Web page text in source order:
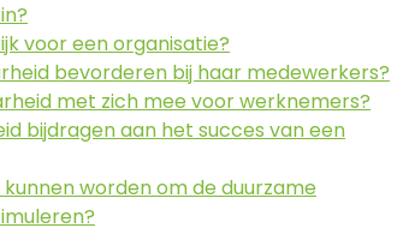
voor een organisatie?
bevorderen bij haar medewerkers?
met zich mee voor werknemers?
bijdragen aan het succes van een
worden om de duurzame